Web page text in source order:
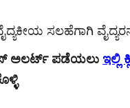
ಸಲಹೆಗಾಗಿ
ಅಲರ್ಟ್ ಪಡೆಯಲು ಇಲ್ಲಿ